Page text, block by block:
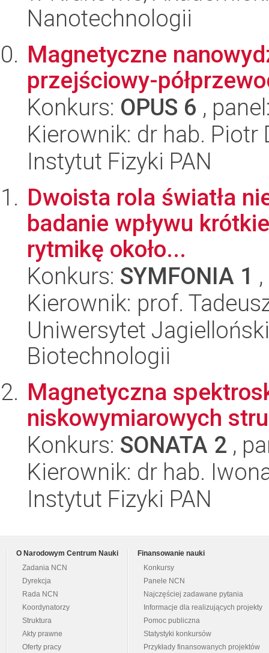
Nanotechnologii
Magnetyczne
przejściowy-
Konkurs: OPUS 6 ,
Kierownik: dr hab. Piotr
Instytut Fizyki PAN
Dwoista rola światła
badanie wpływu
rytmikę około...
Konkurs: SYMFONIA 1
Kierownik: prof.
Uniwersytet
Biotechnologii
Magnetyczna
niskowymiarowych
Konkurs: SONATA 2 ,
Kierownik: dr hab.
Instytut Fizyki PAN
O Narodowym Centrum Nauki
Zadania NCN
Dyrekcja
Rada NCN
Koordynatorzy
Struktura
Akty prawne
Oferty pracy
Finansowanie nauki
Konkursy
Panele NCN
Najczęściej zadawane pytania
Informacje dla realizujących projekty
Pomoc publiczna
Statystyki konkursów
Przykłady finansowanych projektów